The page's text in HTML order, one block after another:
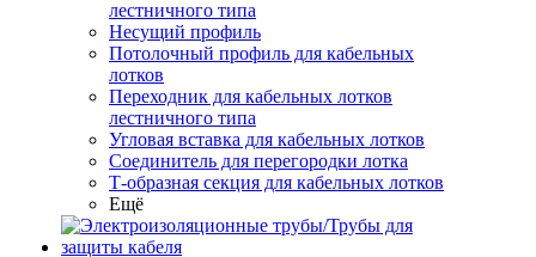
лестничного типа
Несущий профиль
Потолочный профиль для кабельных
лотков
Переходник для кабельных лотков
лестничного типа
Угловая вставка для кабельных лотков
Соединитель для перегородки лотка
Т-образная секция для кабельных лотков
Ещё